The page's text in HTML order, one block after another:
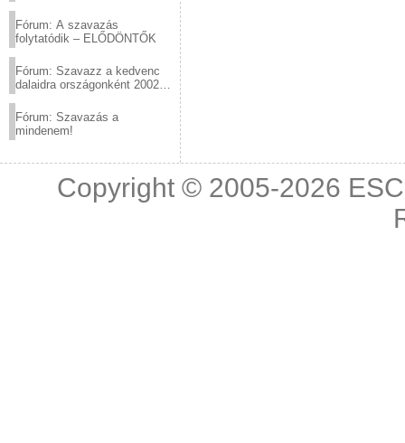
Fórum: A szavazás
folytatódik – ELŐDÖNTŐK
Fórum: Szavazz a kedvenc
dalaidra országonként 2002
Fórum: Szavazás a
mindenem!
Copyright © 2005-2026